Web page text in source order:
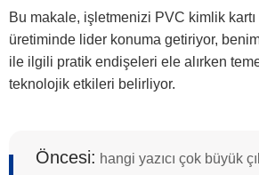
Bu makale, işletmenizi PVC kimlik kartı
üretiminde lider konuma getiriyor,
ile ilgili pratik endişeleri ele alırken
teknolojik etkileri belirliyor.
Öncesi: hangi yazıcı çok büyük